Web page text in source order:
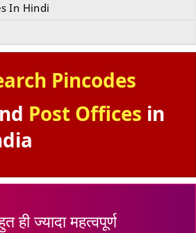
In Hindi
Pincodes
Post Offices in
ही ज्यादा महत्वपूर्ण